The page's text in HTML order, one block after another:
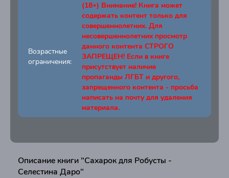
Возрастные
ограничения:
(18+) Внимание! Книга может
содержать контент только для
совершеннолетних. Для
несовершеннолетних просмотр
данного контента СТРОГО
ЗАПРЕЩЕН! Если в книге
присутствует наличие
пропаганды ЛГБТ и другого,
запрещенного контента - просьба
написать на почту для удаления
материала.
Описание книги "Сахарок для Робусты -
Селестина Даро"